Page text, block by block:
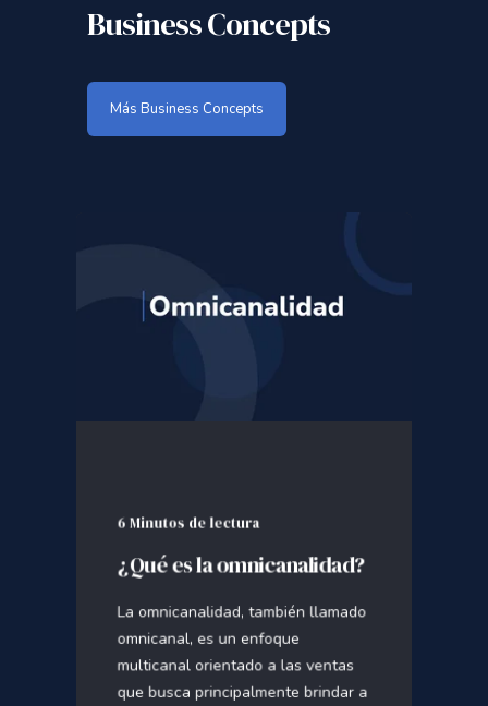
Business Concepts
Más Business Concepts
6 Minutos de lectura
¿Qué es la omnicanalidad?
La omnicanalidad, también llamado
omnicanal, es un enfoque
multicanal orientado a las ventas
que busca principalmente brindar a